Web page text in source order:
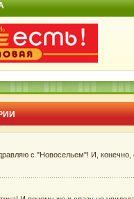
с "Новосельем"! И,